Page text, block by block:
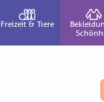
Freizeit & Tiere